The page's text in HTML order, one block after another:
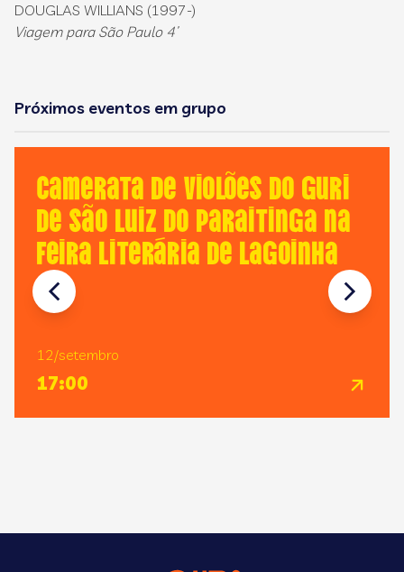
DOUGLAS WILLIANS (1997-)
Viagem para São Paulo 4’
Próximos eventos em grupo
Camerata de Violões do GURI
de São Luiz do Paraitinga na
Feira Literária de Lagoinha
12/setembro
17:00